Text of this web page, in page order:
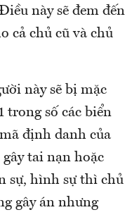
này sẽ đem đến
cả chủ cũ và chủ
này sẽ bị mặc
trong số các biển
định danh của
tai nạn hoặc
sự, hình sự thì chủ
gây án nhưng